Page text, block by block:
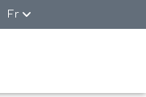
Fr